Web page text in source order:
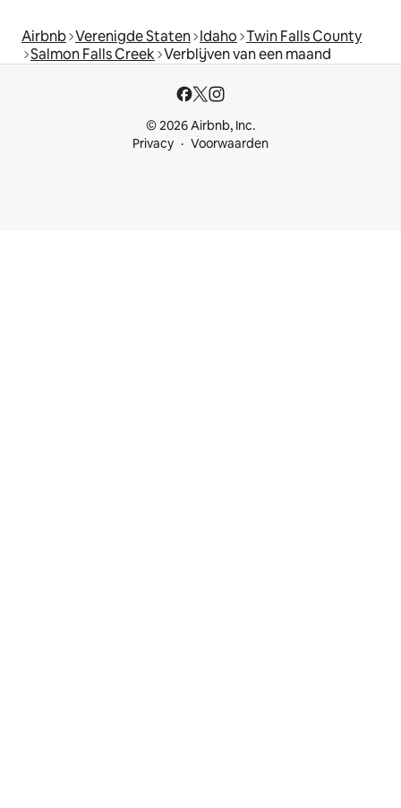
Airbnb Verenigde Staten Idaho Twin Falls County
Salmon Falls Creek Verblijven van een maand
© 2026 Airbnb, Inc.
Privacy
Voorwaarden